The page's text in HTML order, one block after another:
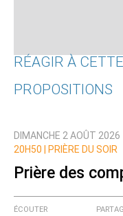
RÉAGIR À
Nom
Courriel (non publié)
PROPOSITIONS
DIMANCHE 2 AOÛT 2026
20H50 |
PRIÈRE DU SOIR
Prière des
ÉCOUTER